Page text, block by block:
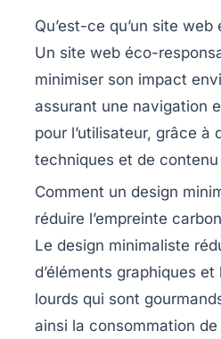
Qu’est-ce qu’un site
Un site web éco-
minimiser son impact
assurant une navigation
pour l’utilisateur, grâce à
techniques et de contenu
Comment un design
réduire l’empreinte
Le design minimaliste
d’éléments graphiques et
lourds qui sont
ainsi la consommation